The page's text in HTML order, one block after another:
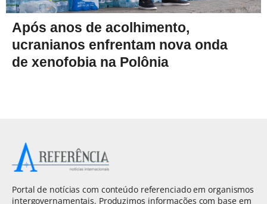
Após anos de acolhimento,
ucranianos enfrentam nova onda
de xenofobia na Polônia
Portal de notícias com conteúdo referenciado em organismos
intergovernamentais. Produzimos informações com base em